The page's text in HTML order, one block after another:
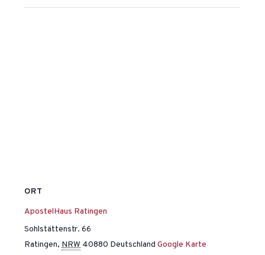
ORT
ApostelHaus Ratingen
Sohlstättenstr. 66
Ratingen, NRW 40880 Deutschland Google Karte